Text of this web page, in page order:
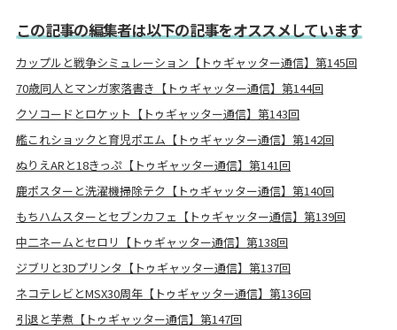
この記事の編集者は以下の記事をオススメしています
カップルと戦争シミュレーション【トゥギャッター通信】第145回
70歳同人とマンガ家落書き【トゥギャッター通信】第144回
クソコードとロケット【トゥギャッター通信】第143回
艦これショックと育児ポエム【トゥギャッター通信】第142回
ぬりえARと18きっぷ【トゥギャッター通信】第141回
鹿ポスターと洗濯機掃除テク【トゥギャッター通信】第140回
もちハムスターとセブンカフェ【トゥギャッター通信】第139回
中二ネームとセロリ【トゥギャッター通信】第138回
ジブリと3Dプリンタ【トゥギャッター通信】第137回
ネコテレビとMSX30周年【トゥギャッター通信】第136回
引退と芋煮【トゥギャッター通信】第147回